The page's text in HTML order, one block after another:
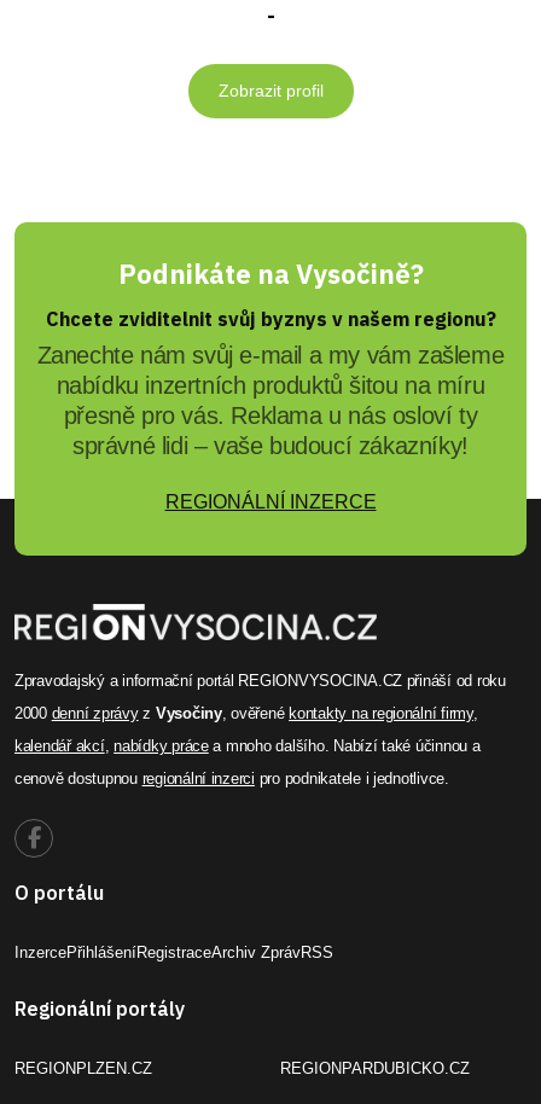
-
Zobrazit profil
Podnikáte na Vysočině?
Chcete zviditelnit svůj byznys v našem regionu?
Zanechte nám svůj e-mail a my vám zašleme
nabídku inzertních produktů šitou na míru
přesně pro vás. Reklama u nás osloví ty
správné lidi – vaše budoucí zákazníky!
REGIONÁLNÍ INZERCE
Zpravodajský a informační portál REGIONVYSOCINA.CZ přináší od roku
2000 denní zprávyz Vysočiny, ověřené kontakty na regionální firmy,
kalendář akcí,nabídky prácea mnoho dalšího. Nabízí také účinnou a
cenově dostupnou regionální inzerci pro podnikatele i jednotlivce.
O portálu
InzercePřihlášeníRegistraceArchiv ZprávRSS
Regionální portály
REGIONPLZEN.CZ REGIONPARDUBICKO.CZ